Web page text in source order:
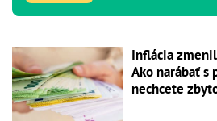
Inflácia
Ako narábať s
nechcete